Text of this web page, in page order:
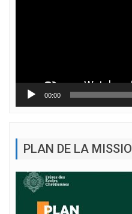
00:00
PLAN DE LA